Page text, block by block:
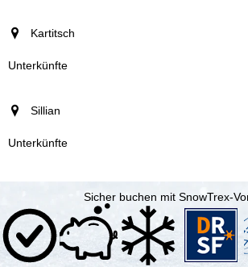
Kartitsch
Sillian
Sicher buchen mit SnowTrex-